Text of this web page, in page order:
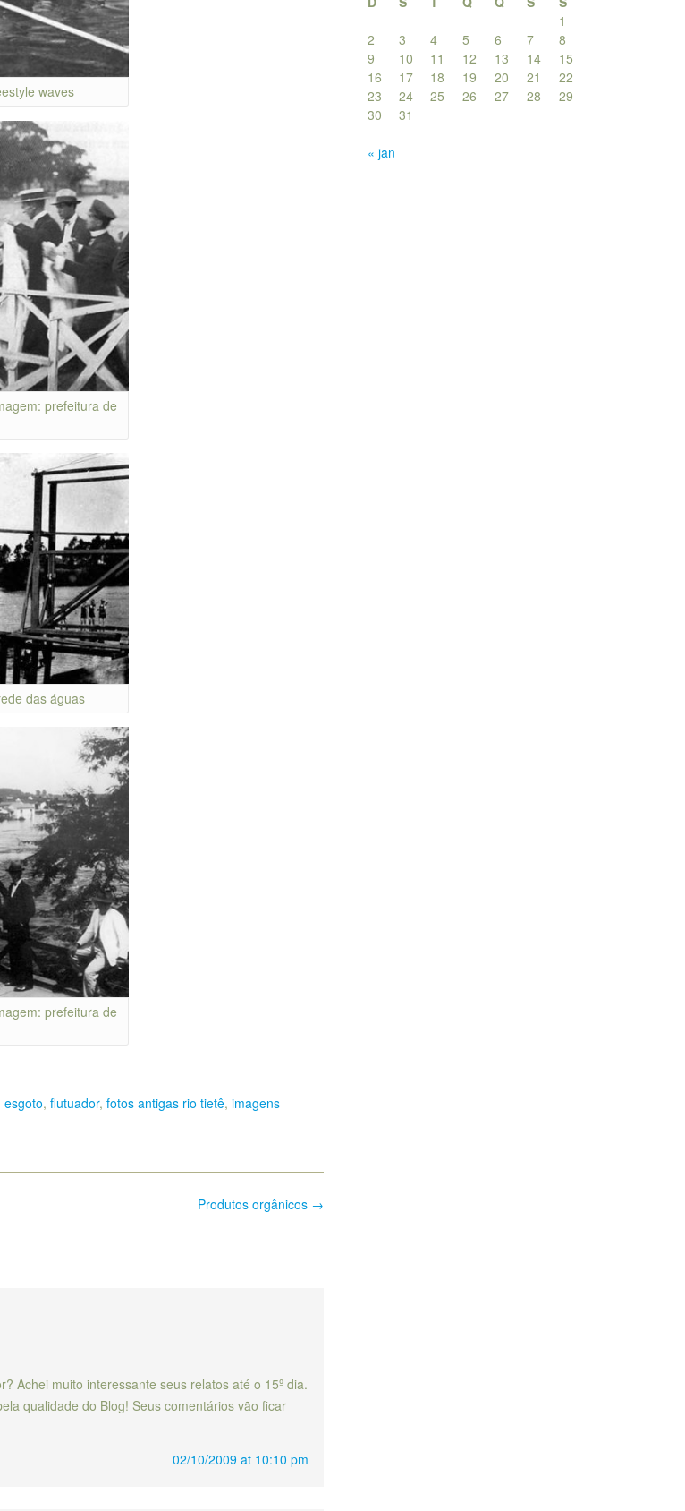
waves
prefeitura de
das águas
prefeitura de
esgoto, flutuador, fotos antigas rio tietê, imagens
Produtos orgânicos →
Achei muito interessante seus relatos até o 15º dia.
qualidade do Blog! Seus comentários vão ficar
02/10/2009 at 10:10 pm
1
2
3 4 5 6 7
8
9
10 11 12 13 14
15
16
17 18 19 20 21
22
23
24 25 26 27 28
29
30
31
« jan